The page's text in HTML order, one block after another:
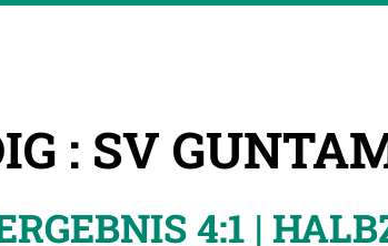
: SV
4:1 |